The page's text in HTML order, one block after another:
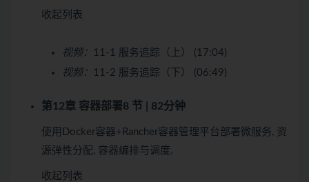
收起列表
视频：
11-1 服务追踪（上） (17:04)
视频：
11-2 服务追踪（下） (06:49)
第12章 容器部署8 节 | 82分钟
使用Docker容器+Rancher容器管理平台部署微服务, 资
源弹性分配, 容器编排与调度.
收起列表